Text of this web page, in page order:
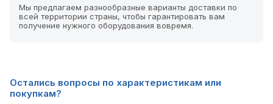
Мы предлагаем разнообразные варианты доставки по
всей территории страны, чтобы гарантировать вам
получение нужного оборудования вовремя.
Остались вопросы по характеристикам или
покупкам?